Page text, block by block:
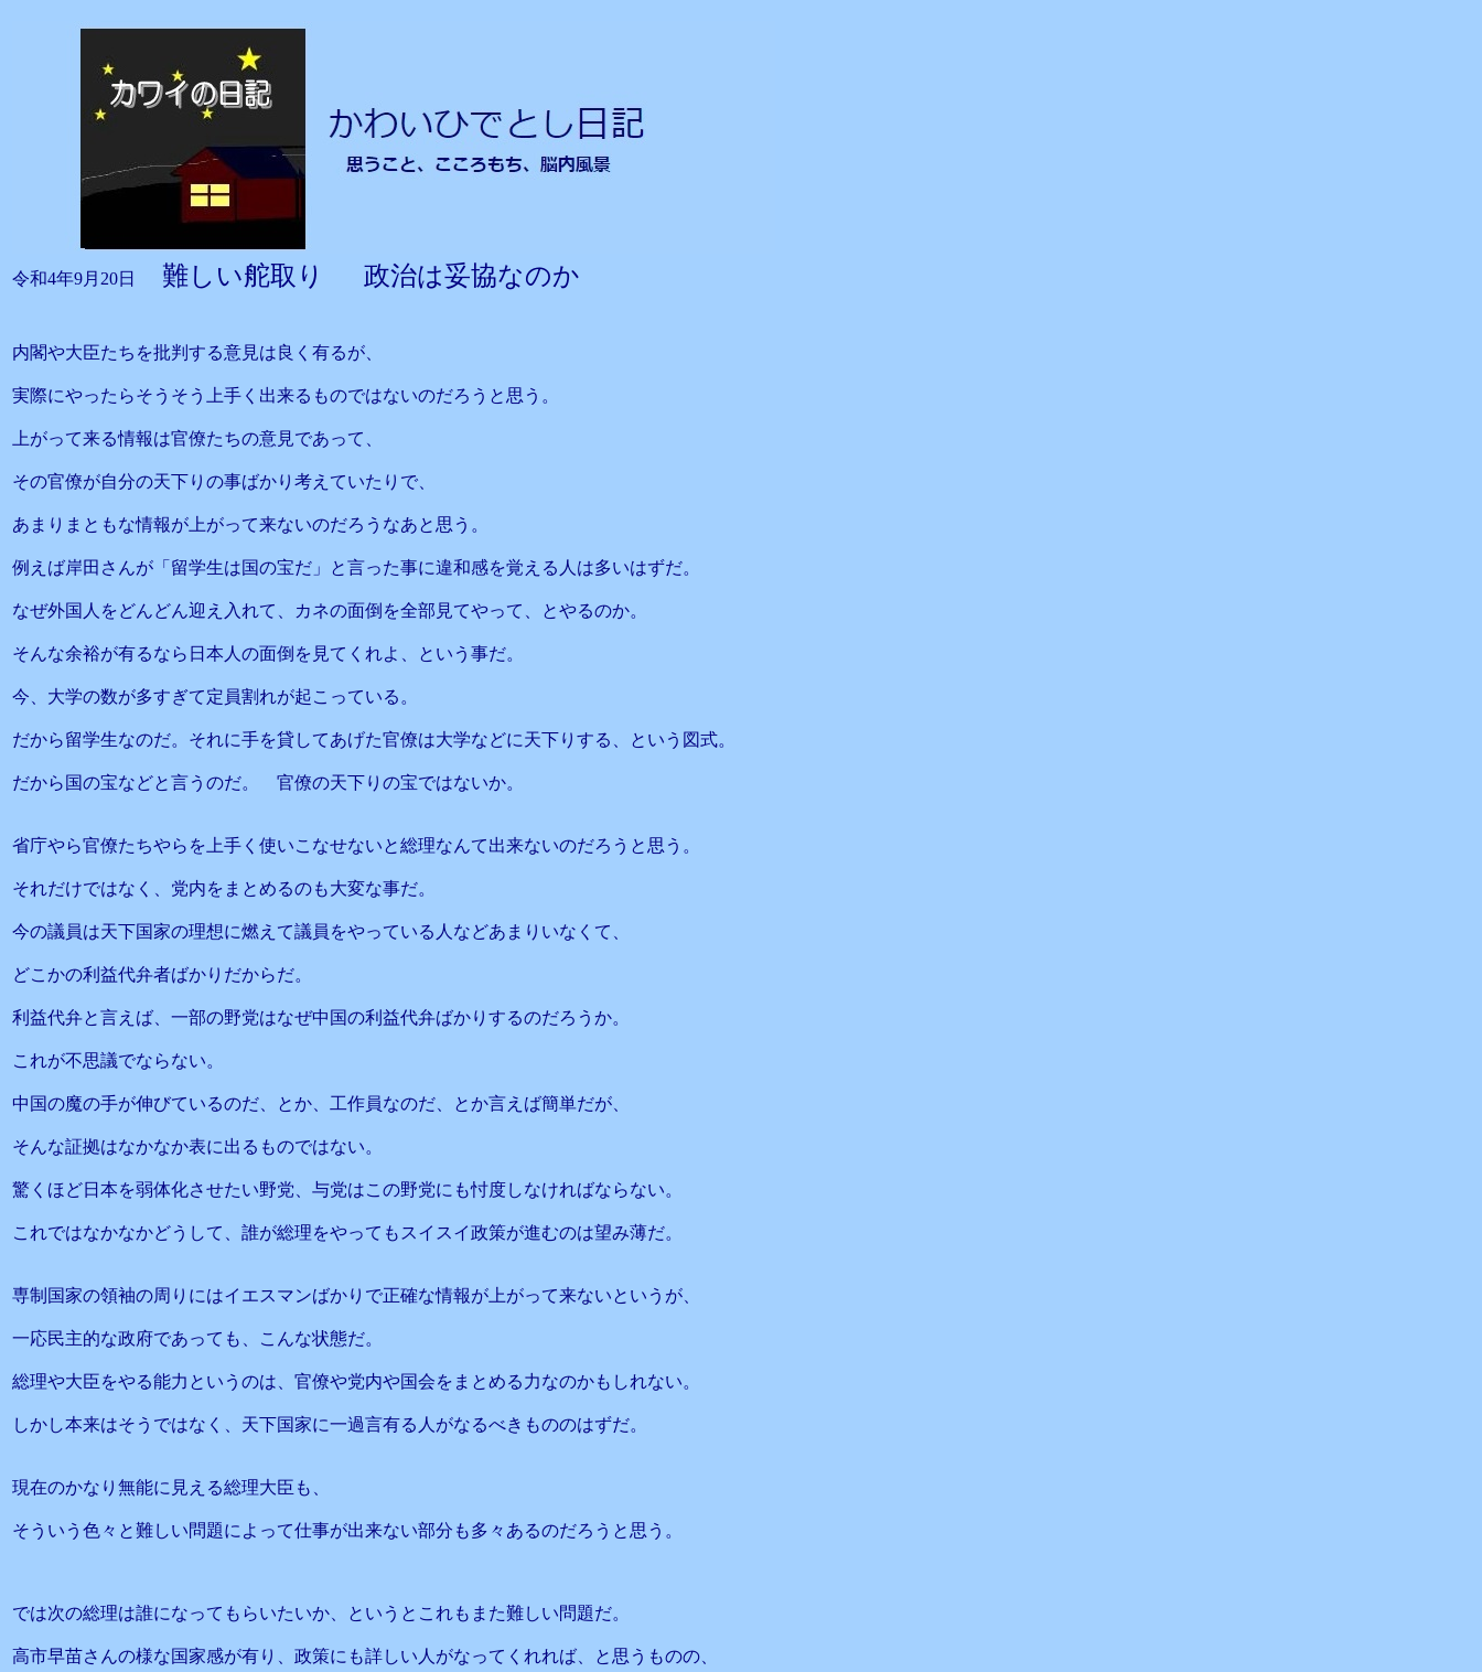
令和4年9月20日 難しい舵取り 政治は妥協なのか
内閣や大臣たちを批判する意見は良く有るが、
実際にやったらそうそう上手く出来るものではないのだろうと思う。
上がって来る情報は官僚たちの意見であって、
その官僚が自分の天下りの事ばかり考えていたりで、
あまりまともな情報が上がって来ないのだろうなあと思う。
例えば岸田さんが「留学生は国の宝だ」と言った事に違和感を覚える人は多いはずだ。
なぜ外国人をどんどん迎え入れて、カネの面倒を全部見てやって、とやるのか。
そんな余裕が有るなら日本人の面倒を見てくれよ、という事だ。
今、大学の数が多すぎて定員割れが起こっている。
だから留学生なのだ。それに手を貸してあげた官僚は大学などに天下りする、という図式。
だから国の宝などと言うのだ。 官僚の天下りの宝ではないか。
省庁やら官僚たちやらを上手く使いこなせないと総理なんて出来ないのだろうと思う。
それだけではなく、党内をまとめるのも大変な事だ。
今の議員は天下国家の理想に燃えて議員をやっている人などあまりいなくて、
どこかの利益代弁者ばかりだからだ。
利益代弁と言えば、一部の野党はなぜ中国の利益代弁ばかりするのだろうか。
これが不思議でならない。
中国の魔の手が伸びているのだ、とか、工作員なのだ、とか言えば簡単だが、
そんな証拠はなかなか表に出るものではない。
驚くほど日本を弱体化させたい野党、与党はこの野党にも忖度しなければならない。
これではなかなかどうして、誰が総理をやってもスイスイ政策が進むのは望み薄だ。
専制国家の領袖の周りにはイエスマンばかりで正確な情報が上がって来ないというが、
一応民主的な政府であっても、こんな状態だ。
総理や大臣をやる能力というのは、官僚や党内や国会をまとめる力なのかもしれない。
しかし本来はそうではなく、天下国家に一過言有る人がなるべきもののはずだ。
現在のかなり無能に見える総理大臣も、
そういう色々と難しい問題によって仕事が出来ない部分も多々あるのだろうと思う。
では次の総理は誰になってもらいたいか、というとこれもまた難しい問題だ。
高市早苗さんの様な国家感が有り、政策にも詳しい人がなってくれれば、と思うものの、